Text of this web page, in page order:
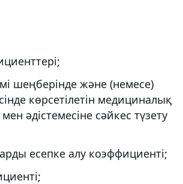
шеңберінде және (немесе)
көрсетілетін медициналық
әдістемесіне сәйкес түзету
есепке алу коэффициенті;